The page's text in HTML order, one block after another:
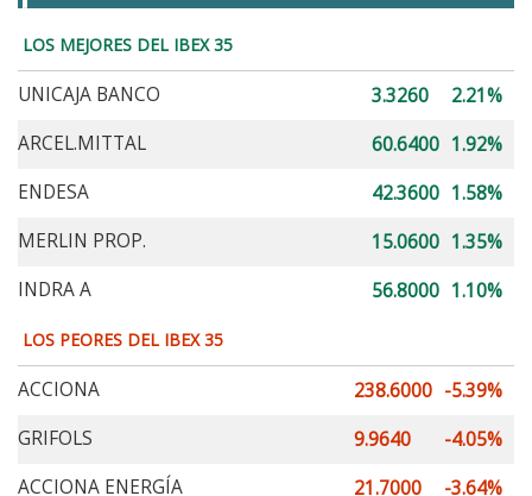
LOS MEJORES DEL IBEX 35
UNICAJA BANCO 3.3260
2.21%
ARCEL.MITTAL
60.6400 1.92%
ENDESA
42.3600 1.58%
MERLIN PROP.
15.0600 1.35%
INDRA A
56.8000 1.10%
LOS PEORES DEL IBEX 35
ACCIONA 238.6000 -5.39%
GRIFOLS
9.9640
-4.05%
ACCIONA ENERGÍA
21.7000
-3.64%